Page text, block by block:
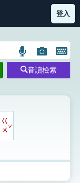
部首索引表圖示
登入
語
言
搜
圖
片
搜
開
鍵
圖
音讀檢索
ㄍ
ㄨ
ˇ